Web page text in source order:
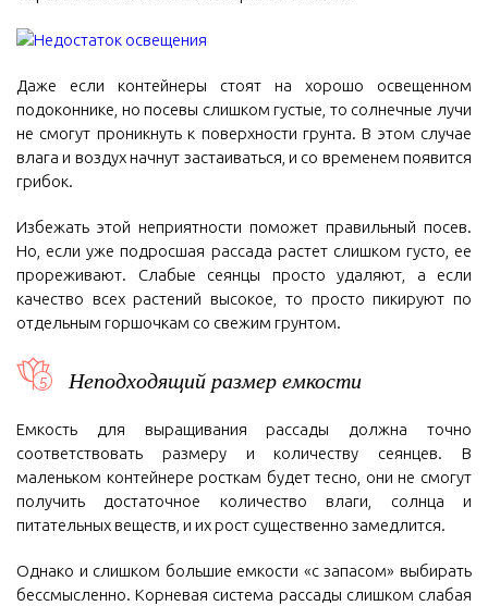
Даже если контейнеры стоят на хорошо освещенном
подоконнике, но посевы слишком густые, то солнечные лучи
не смогут проникнуть к поверхности грунта. В этом случае
влага и воздух начнут застаиваться, и со временем появится
грибок.
Избежать этой неприятности поможет правильный посев.
Но, если уже подросшая рассада растет слишком густо, ее
прореживают. Слабые сеянцы просто удаляют, а если
качество всех растений высокое, то просто пикируют по
отдельным горшочкам со свежим грунтом.
Неподходящий размер емкости
Емкость для выращивания рассады должна точно
соответствовать размеру и количеству сеянцев. В
маленьком контейнере росткам будет тесно, они не смогут
получить достаточное количество влаги, солнца и
питательных веществ, и их рост существенно замедлится.
Однако и слишком большие емкости «с запасом» выбирать
бессмысленно. Корневая система рассады слишком слабая